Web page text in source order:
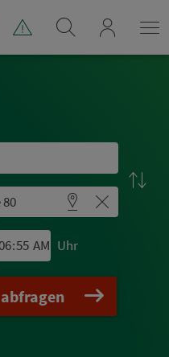
Uhr
abfragen